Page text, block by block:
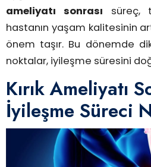
ameliyatı sonrası süreç,
hastanın yaşam kalitesinin
önem taşır. Bu dönemde
noktalar, iyileşme süresini
Kırık Ameliyatı
İyileşme Süreci